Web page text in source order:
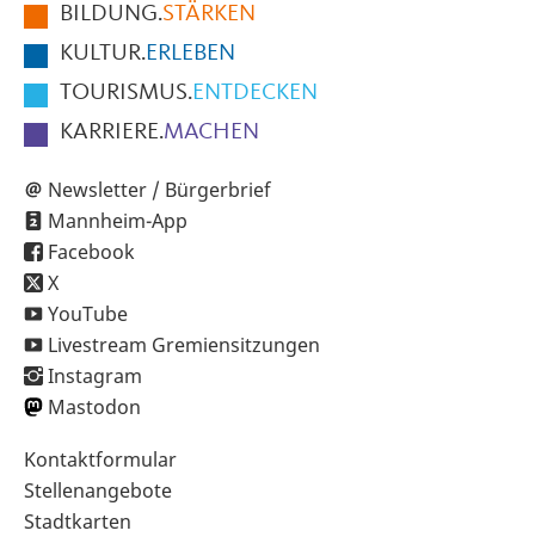
SeiteBILDUNG.STÄRKEN
KULTUR.ERLEBEN
TOURISMUS.ENTDECKEN
KARRIERE.MACHEN
Newsletter / Bürgerbrief
Mannheim-App
Facebook
X
YouTube
Livestream Gremiensitzungen
Instagram
Mastodon
Sekundärnavigation
im
Fußbereich
Kontaktformular
Stellenangebote
Stadtkarten